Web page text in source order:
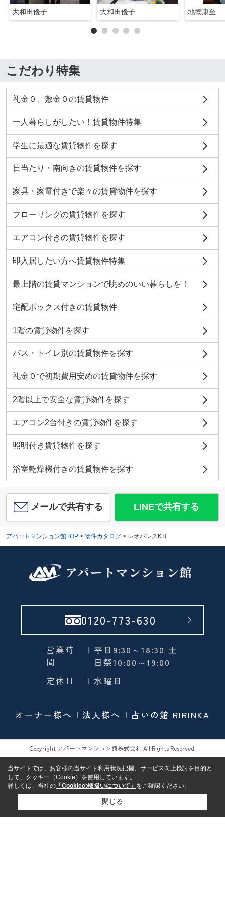
大和田優子 大和田優子 地徳康至
こだわり特集
礼金０、敷金０の賃貸物件
一人暮らしがしたい！賃貸物件特集
学生に最適な賃貸物件を探す
日当たり・南向きの賃貸物件を探す
家具・家電付きで楽々の賃貸物件を探す
フローリングの賃貸物件を探す
エアコン付きの賃貸物件を探す
即入居したい方へ賃貸物件特集
最上階の賃貸マンションで眺めのいい暮らしを！
宅配ボックス付きの賃貸物件
1階の賃貸物件を探す
バス・トイレ別の賃貸物件を探す
礼金０で初期費用安めの賃貸物件を探す
2階以上で安全な賃貸物件を探す
エアコン2台付きの賃貸物件を探す
照明付き賃貸物件を探す
浴室乾燥機付きの賃貸物件を探す
メールで共有する LINEで共有する
アパートマンション館TOP > 物件カタログ > レオパレスKⅡ
0120-773-630
営業時
間
| 平日9:30～18:30 土
日祭10:00～19:00
定休日
| 水曜日
オーナー様へ 法人様へ 占いの館 RIRINKA
Copyright アパートマンション館株式会社 All Rights Reserved.
当サイトでは、お客様の当サイト利用状況把握、サービス向上検討を目的と
して、クッキー（Cookie）を使用しています。
詳しくは、当社の 「Cookieの取扱いについて」 をご確認ください。
閉じる